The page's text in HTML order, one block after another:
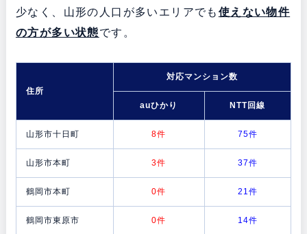
少なく、山形の人口が多いエリアでも 使えない物件
の方が多い状態です。
住所
対応マンション数
auひかり NTT回線
山形市十日町 8件 75件
山形市本町 3件 37件
鶴岡市本町 0件 21件
鶴岡市東原市 0件 14件